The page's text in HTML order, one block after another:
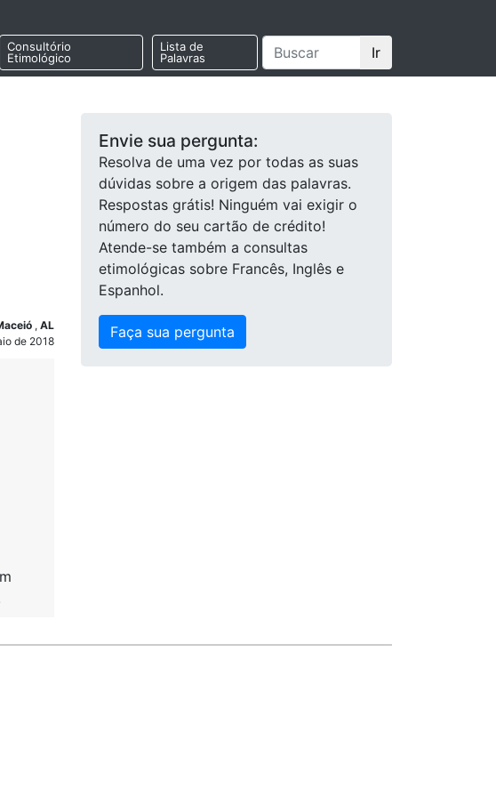
Consultório
Etimológico
Lista de
Palavras
Ir
, AL
de 2018
Envie sua pergunta:
Resolva de uma vez por todas as suas
dúvidas sobre a origem das palavras.
Respostas grátis! Ninguém vai exigir o
número do seu cartão de crédito!
Atende-se também a consultas
etimológicas sobre Francês, Inglês e
Espanhol.
Faça sua pergunta